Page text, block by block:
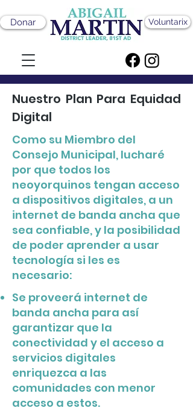
Donar Voluntarix
Nuestro Plan Para Equidad
Digital
Como su Miembro del
Consejo Municipal, lucharé
por que todos los
neoyorquinos tengan acceso
a dispositivos digitales, a un
internet de banda ancha que
sea confiable, y la posibilidad
de poder aprender a usar
tecnología si les es
necesario:
Se proveerá internet de
banda ancha para así
garantizar que la
conectividad y el acceso a
servicios digitales
enriquezca a las
comunidades con menor
acceso a estos.